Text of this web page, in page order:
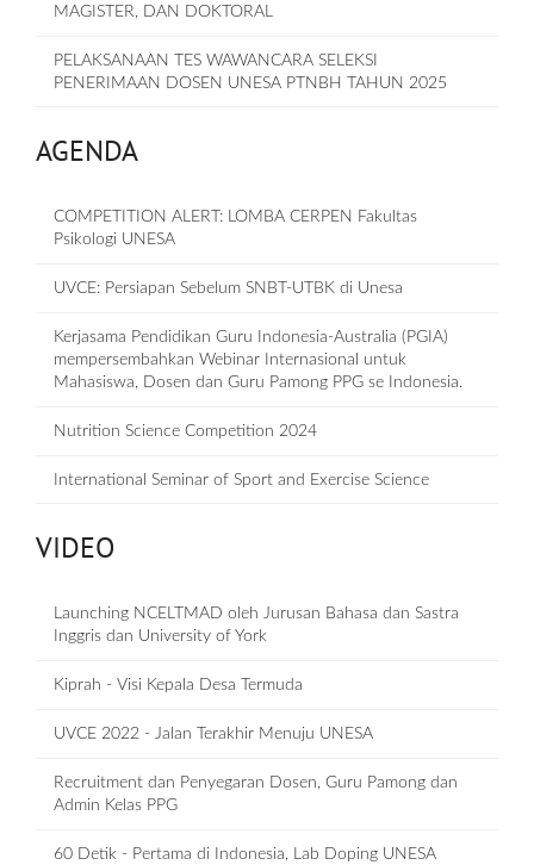
MAGISTER, DAN DOKTORAL
PELAKSANAAN TES WAWANCARA SELEKSI
PENERIMAAN DOSEN UNESA PTNBH TAHUN 2025
AGENDA
COMPETITION ALERT: LOMBA CERPEN Fakultas
Psikologi UNESA
UVCE: Persiapan Sebelum SNBT-UTBK di Unesa
Kerjasama Pendidikan Guru Indonesia-Australia (PGIA)
mempersembahkan Webinar Internasional untuk
Mahasiswa, Dosen dan Guru Pamong PPG se Indonesia.
Nutrition Science Competition 2024
International Seminar of Sport and Exercise Science
VIDEO
Launching NCELTMAD oleh Jurusan Bahasa dan Sastra
Inggris dan University of York
Kiprah - Visi Kepala Desa Termuda
UVCE 2022 - Jalan Terakhir Menuju UNESA
Recruitment dan Penyegaran Dosen, Guru Pamong dan
Admin Kelas PPG
60 Detik - Pertama di Indonesia, Lab Doping UNESA